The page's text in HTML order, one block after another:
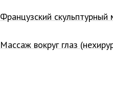
Французский скульптурный
Массаж вокруг глаз